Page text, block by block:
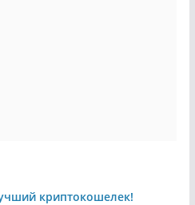
криптокошелек!